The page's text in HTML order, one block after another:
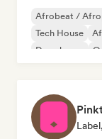
Afrobeat /
Tech House
Deep house